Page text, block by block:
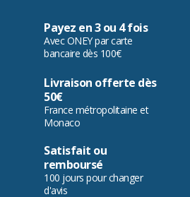
Payez en 3 ou 4 fois
Avec ONEY par carte
bancaire dès 100€
Livraison offerte dès
50€
France métropolitaine et
Monaco
Satisfait ou
remboursé
100 jours pour changer
d'avis